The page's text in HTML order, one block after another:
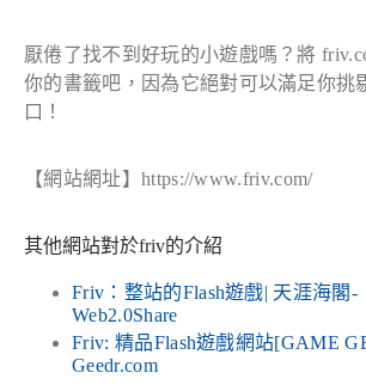
厭倦了找不到好玩的小遊戲嗎？將
你的書籤吧，因為它絕對可以滿足你挑
口！
【網站網址】https://www.friv.com/
其他網站對於friv的介紹
Friv：整站的Flash遊戲| 天涯海閣-
Web2.0Share
Friv: 精品Flash遊戲網站[GAME
Geedr.com